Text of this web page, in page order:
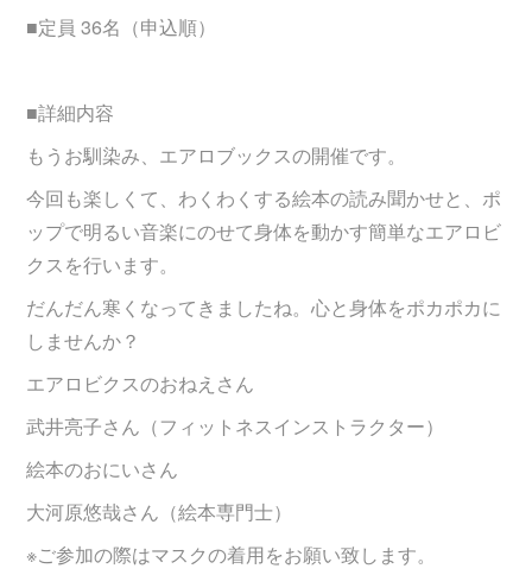
■定員 36名（申込順）
■詳細内容
もうお馴染み、エアロブックスの開催です。
今回も楽しくて、わくわくする絵本の読み聞かせと、ポ
ップで明るい音楽にのせて身体を動かす簡単なエアロビ
クスを行います。
だんだん寒くなってきましたね。心と身体をポカポカに
しませんか？
エアロビクスのおねえさん
武井亮子さん（フィットネスインストラクター）
絵本のおにいさん
大河原悠哉さん（絵本専門士）
※ご参加の際はマスクの着用をお願い致します。